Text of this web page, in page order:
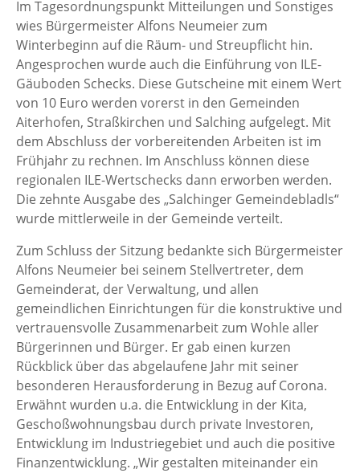
Im Tagesordnungspunkt Mitteilungen und Sonstiges
wies Bürgermeister Alfons Neumeier zum
Winterbeginn auf die Räum- und Streupflicht hin.
Angesprochen wurde auch die Einführung von ILE-
Gäuboden Schecks. Diese Gutscheine mit einem Wert
von 10 Euro werden vorerst in den Gemeinden
Aiterhofen, Straßkirchen und Salching aufgelegt. Mit
dem Abschluss der vorbereitenden Arbeiten ist im
Frühjahr zu rechnen. Im Anschluss können diese
regionalen ILE-Wertschecks dann erworben werden.
Die zehnte Ausgabe des „Salchinger Gemeindebladls“
wurde mittlerweile in der Gemeinde verteilt.
Zum Schluss der Sitzung bedankte sich Bürgermeister
Alfons Neumeier bei seinem Stellvertreter, dem
Gemeinderat, der Verwaltung, und allen
gemeindlichen Einrichtungen für die konstruktive und
vertrauensvolle Zusammenarbeit zum Wohle aller
Bürgerinnen und Bürger. Er gab einen kurzen
Rückblick über das abgelaufene Jahr mit seiner
besonderen Herausforderung in Bezug auf Corona.
Erwähnt wurden u.a. die Entwicklung in der Kita,
Geschoßwohnungsbau durch private Investoren,
Entwicklung im Industriegebiet und auch die positive
Finanzentwicklung. „Wir gestalten miteinander ein